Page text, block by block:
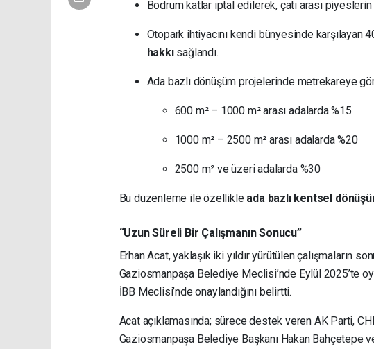
Bodrum katlar iptal edilerek, çatı arası piyeslerin
Otopark ihtiyacını kendi bünyesinde karşılayan
hakkısağlandı.
Ada bazlı dönüşüm projelerinde metrekareye
600 m² – 1000 m² arası adalarda %15
1000 m² – 2500 m² arası adalarda %20
2500 m² ve üzeri adalarda %30
Bu düzenleme ile özellikle ada bazlı kentsel
“Uzun Süreli Bir Çalışmanın Sonucu”
Erhan Acat, yaklaşık iki yıldır yürütülen çalışmaların
Gaziosmanpaşa Belediye Meclisi’nde Eylül 2025’te
İBB Meclisi’nde onaylandığını belirtti.
Acat açıklamasında; sürece destek veren AK Parti,
Gaziosmanpaşa Belediye Başkanı Hakan Bahçetepe